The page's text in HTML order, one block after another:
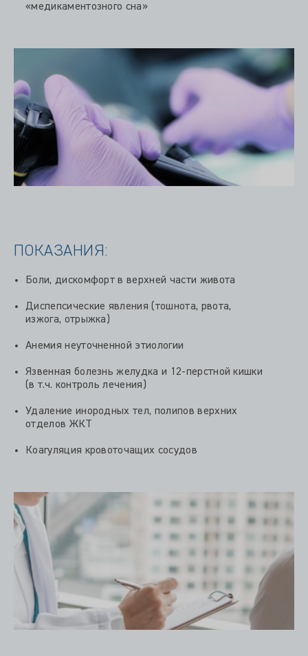
«медикаментозного сна»
ПОКАЗАНИЯ:
Боли, дискомфорт в верхней части живота
Диспепсические явления (тошнота, рвота,
изжога, отрыжка)
Анемия неуточненной этиологии
Язвенная болезнь желудка и 12-перстной кишки
(в т.ч. контроль лечения)
Удаление инородных тел, полипов верхних
отделов ЖКТ
Коагуляция кровоточащих сосудов